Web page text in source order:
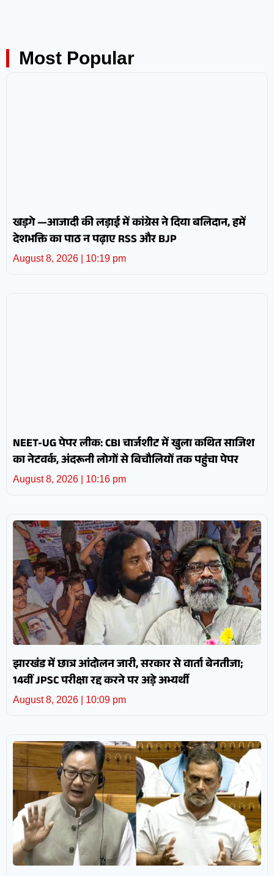
Most Popular
खड़गे —आजादी की लड़ाई में कांग्रेस ने दिया बलिदान, हमें
देशभक्ति का पाठ न पढ़ाए RSS और BJP
August 8, 2026 10:19 pm
NEET-UG पेपर लीक: CBI चार्जशीट में खुला कथित साजिश
का नेटवर्क, अंदरूनी लोगों से बिचौलियों तक पहुंचा पेपर
August 8, 2026 10:16 pm
झारखंड में छात्र आंदोलन जारी, सरकार से वार्ता बेनतीजा;
14वीं JPSC परीक्षा रद्द करने पर अड़े अभ्यर्थी
August 8, 2026 10:09 pm